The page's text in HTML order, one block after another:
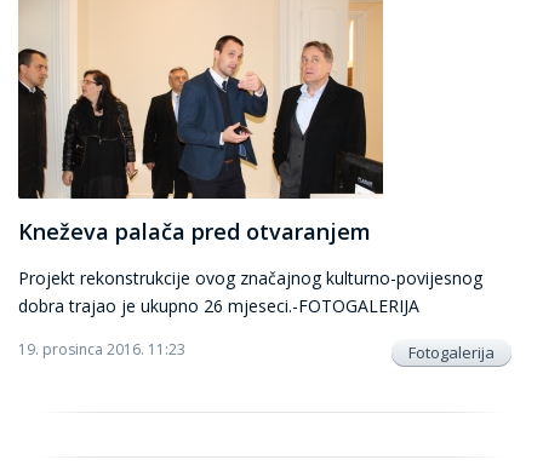
Kneževa palača pred otvaranjem
Projekt rekonstrukcije ovog značajnog kulturno-povijesnog
dobra trajao je ukupno 26 mjeseci.-FOTOGALERIJA
Fotogalerija
19. prosinca 2016. 11:23